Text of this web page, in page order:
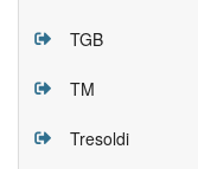
TGB
TM
Tresoldi